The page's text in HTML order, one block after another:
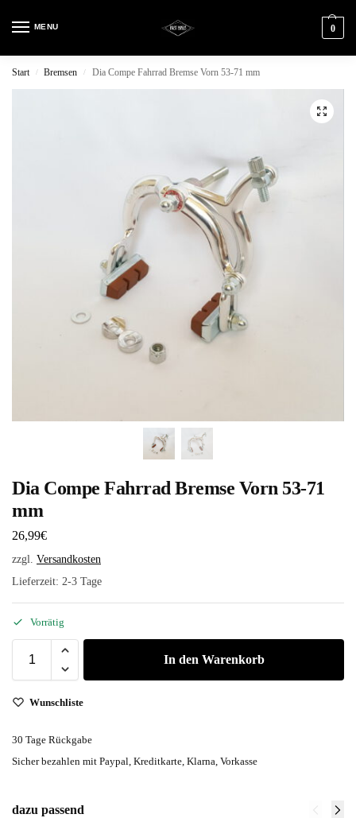
MENU 0
Start / Bremsen / Dia Compe Fahrrad Bremse Vorn 53-71 mm
Dia Compe Fahrrad Bremse Vorn 53-71
mm
26,99€
zzgl. Versandkosten
Lieferzeit: 2-3 Tage
Vorrätig
In den Warenkorb
Wunschliste
30 Tage Rückgabe
Sicher bezahlen mit Paypal, Kreditkarte, Klarna, Vorkasse
dazu passend